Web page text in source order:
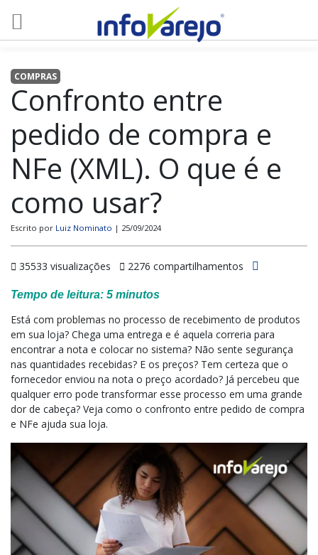
COMPRAS
Confronto entre
pedido de compra e
NFe (XML). O que é e
como usar?
Escrito por Luiz Nominato | 25/09/2024
35533 visualizações 2276 compartilhamentos
Tempo de leitura: 5 minutos
Está com problemas no processo de recebimento de produtos
em sua loja? Chega uma entrega e é aquela correria para
encontrar a nota e colocar no sistema? Não sente segurança
nas quantidades recebidas? E os preços? Tem certeza que o
fornecedor enviou na nota o preço acordado? Já percebeu que
qualquer erro pode transformar esse processo em uma grande
dor de cabeça? Veja como o confronto entre pedido de compra
e NFe ajuda sua loja.